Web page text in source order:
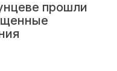
прошли